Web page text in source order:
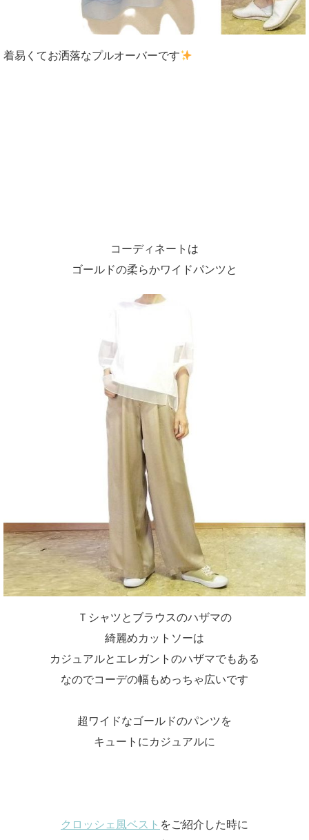
着易くてお洒落なプルオーバーです
コーディネートは
ゴールドの柔らかワイドパンツと
Ｔシャツとブラウスのハザマの
綺麗めカットソーは
カジュアルとエレガントのハザマでもある
なのでコーデの幅もめっちゃ広いです
超ワイドなゴールドのパンツを
キュートにカジュアルに
クロッシェ風ベスト をご紹介した時に